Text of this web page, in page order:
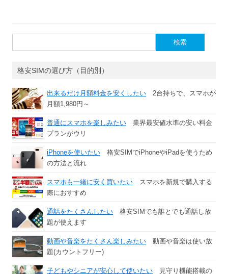
索:
格安SIMの選び方（目的別）
出来るだけ月額料金を安くしたい 2台持ちで、スマホが
月額1,980円～
普通にスマホを楽しみたい 業界最安値水準の安い料金
プランがウリ
iPhoneを使いたい 格安SIMでiPhoneやiPadを使うため
の方法と流れ
スマホも一緒に安く買いたい スマホを新規で購入する
際におすすめ
通話をたくさんしたい 格安SIMでも誰とでも通話し放
題が使えます
動画や音楽をたくさん楽しみたい 動画や音楽は使い放
題(カウントフリー)
子どもやシニアが安心して使いたい 見守り機能搭載の